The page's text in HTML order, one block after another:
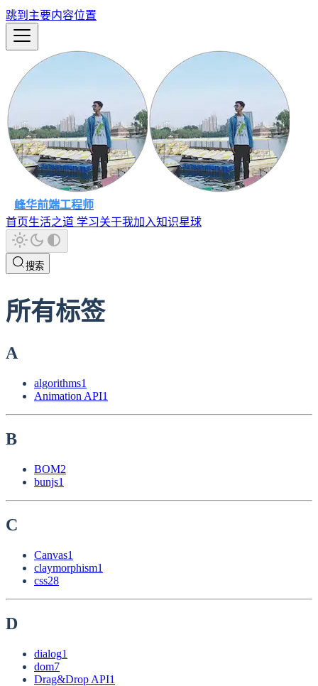
跳到主要内容位置
峰华前端工程师
首页生活之道 学习关于我加入知识星球
搜索
所有标签
A
algorithms1
Animation API1
B
BOM2
bunjs1
C
Canvas1
claymorphism1
css28
D
dialog1
dom7
Drag&Drop API1